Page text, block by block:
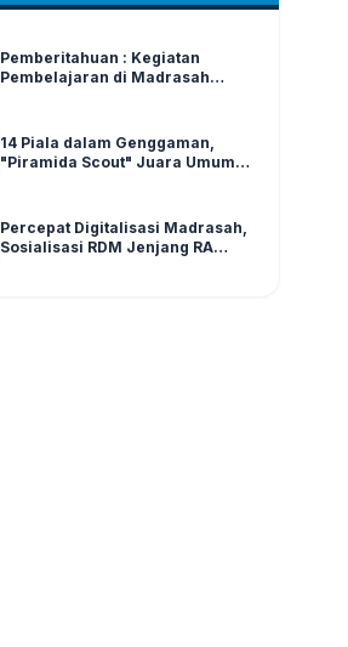
Pemberitahuan : Kegiatan
Pembelajaran di Madrasah
14 Piala dalam Genggaman,
"Piramida Scout" Juara Umum
Percepat Digitalisasi Madrasah,
Sosialisasi RDM Jenjang RA